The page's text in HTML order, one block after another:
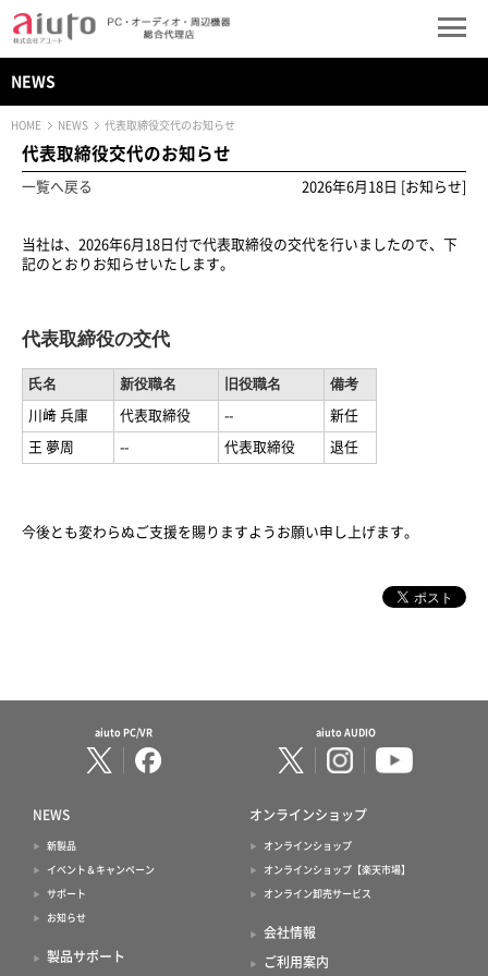
NEWS
HOME NEWS 代表取締役交代のお知らせ
代表取締役交代のお知らせ
一覧へ戻る 2026年6月18日 [お知らせ]
当社は、2026年6月18日付で代表取締役の交代を行いましたので、下
記のとおりお知らせいたします。
代表取締役の交代
氏名 新役職名 旧役職名 備考
川﨑 兵庫 代表取締役 -- 新任
王 夢周 -- 代表取締役 退任
今後とも変わらぬご支援を賜りますようお願い申し上げます。
aiuto PC/VR aiuto AUDIO
NEWS
新製品
イベント＆キャンペーン
サポート
お知らせ
製品サポート
オンラインショップ
オンラインショップ
オンラインショップ【楽天市場】
オンライン卸売サービス
会社情報
ご利用案内